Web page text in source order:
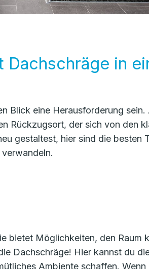
Dachschräge in
Blick eine Herausforderung
Rückzugsort, der sich von den
gestaltest, hier sind die besten
bietet Möglichkeiten, den Raum
Dachschräge! Hier kannst du
Ambiente schaffen. Wenn